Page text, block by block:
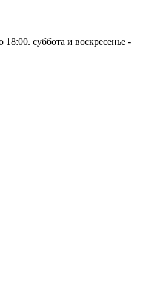
суббота и воскресенье -